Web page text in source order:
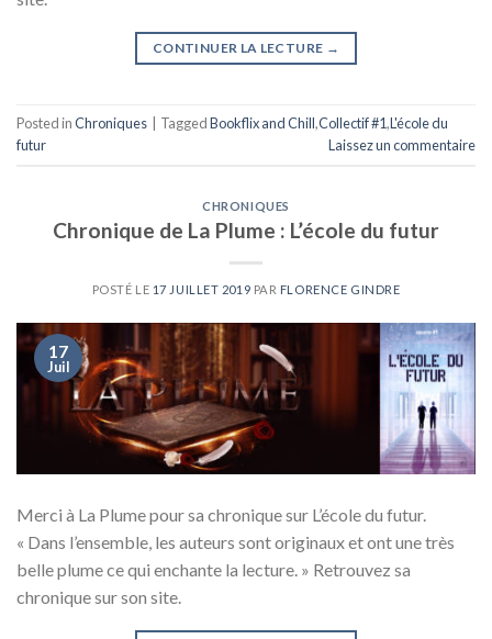
CONTINUER LA LECTURE →
Posted inChroniques TaggedBookflix and Chill,Collectif #1,L'école du
futur
Laissez un commentaire
CHRONIQUES
Chronique de La Plume : L’école du futur
POSTÉ LE 17 JUILLET 2019 PAR FLORENCE GINDRE
17
Juil
Merci à La Plume pour sa chronique sur L’école du futur.
« Dans l’ensemble, les auteurs sont originaux et ont une très
belle plume ce qui enchante la lecture. » Retrouvez sa
chronique sur son site.